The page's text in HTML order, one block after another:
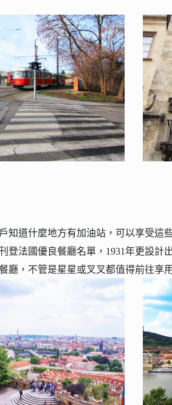
道什麼地方有加油站，可以享受這
法國優良餐廳名單，1931年更設計
廳，不管是星星或叉叉都值得前往享